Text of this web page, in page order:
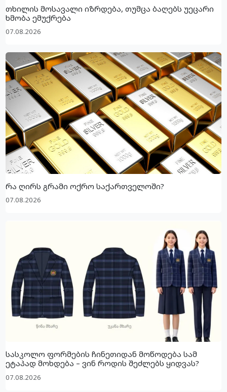
თხილის მოსავალი იზრდება, თუმცა ბაღებს უეცარი
ხმობა ემუქრება
07.08.2026
რა ღირს გრამი ოქრო საქართველოში?
07.08.2026
სასკოლო ფორმების ჩინეთიდან მოწოდება სამ
ეტაპად მოხდება – ვინ როდის შეძლებს ყიდვას?
07.08.2026